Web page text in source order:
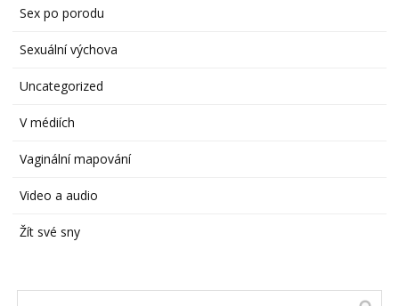
Sex po porodu
Sexuální výchova
Uncategorized
V médiích
Vaginální mapování
Video a audio
Žít své sny